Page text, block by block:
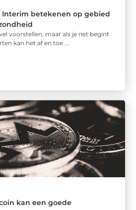
Interim betekenen op gebied
voorstellen, maar als je net begint
kan het af en toe ...
kan een goede